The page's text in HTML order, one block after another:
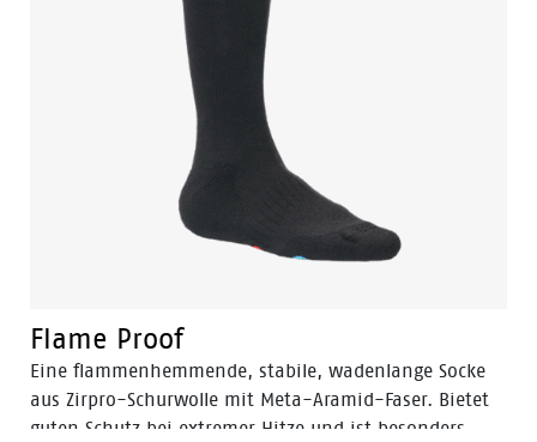
Flame Proof
Eine flammenhemmende, stabile, wadenlange Socke
aus Zirpro-Schurwolle mit Meta-Aramid-Faser. Bietet
guten Schutz bei extremer Hitze und ist besonders